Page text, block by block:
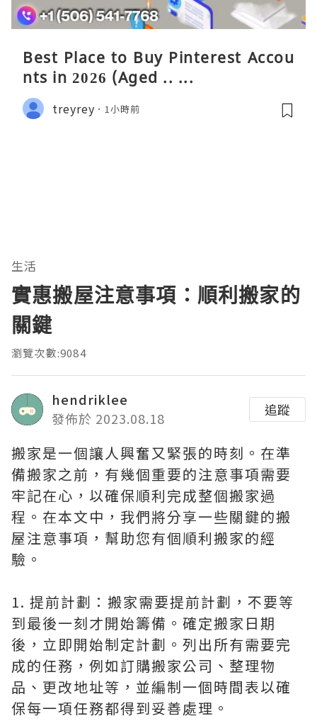
Best Place to Buy Pinterest Accou
nts in 2026 (Aged .. ...
treyrey 1小時前
生活
實惠搬屋注意事項：順利搬家的
關鍵
瀏覽次數:9084
hendriklee
發佈於 2023.08.18
追蹤
搬家是一個讓人興奮又緊張的時刻。在準
備搬家之前，有幾個重要的注意事項需要
牢記在心，以確保順利完成整個搬家過
程。在本文中，我們將分享一些關鍵的搬
屋注意事項，幫助您有個順利搬家的經
驗。
1. 提前計劃：搬家需要提前計劃，不要等
到最後一刻才開始籌備。確定搬家日期
後，立即開始制定計劃。列出所有需要完
成的任務，例如訂購搬家公司、整理物
品、更改地址等，並編制一個時間表以確
保每一項任務都得到妥善處理。